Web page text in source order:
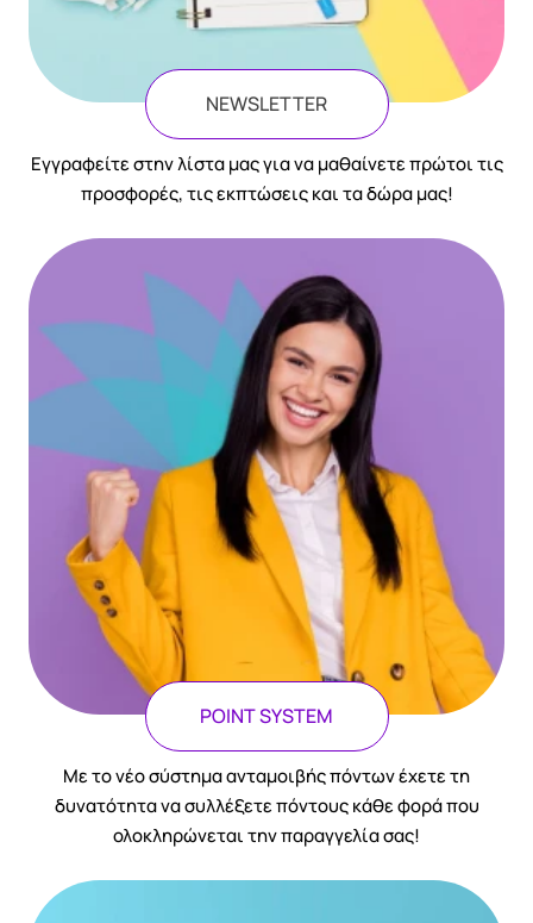
NEWSLETTER
Eγγραφείτε στην λίστα μας για να μαθαίνετε πρώτοι τις
προσφορές, τις εκπτώσεις και τα δώρα μας!
POINT SYSTEM
Με το νέο σύστημα ανταμοιβής πόντων έχετε τη
δυνατότητα να συλλέξετε πόντους κάθε φορά που
ολοκληρώνεται την παραγγελία σας!